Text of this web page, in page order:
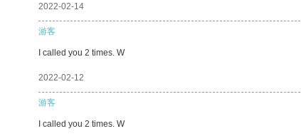
2022-02-14
游客
I called you 2 times. W
2022-02-12
游客
I called you 2 times. W